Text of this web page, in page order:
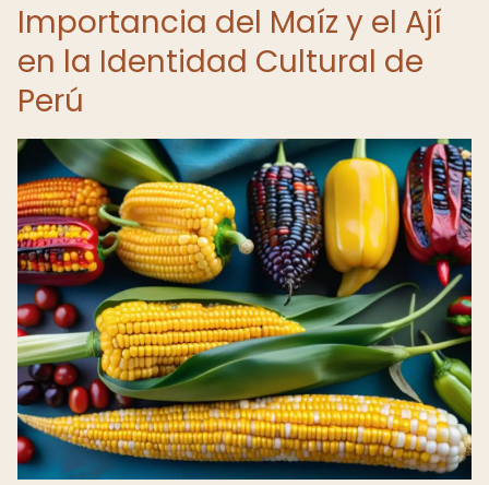
Importancia del Maíz y el Ají
en la Identidad Cultural de
Perú